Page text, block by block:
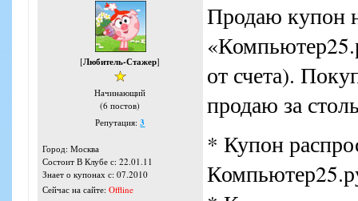
[Любитель-Стажер]
Начинающий
(6 постов)
Репутация:3
Город: Москва
Состоит В Клубе с: 22.01.11
Знает о купонах с: 07.2010
Сейчас на сайте: Offline
Продаю купон
от счета).
продаю за
* Купон